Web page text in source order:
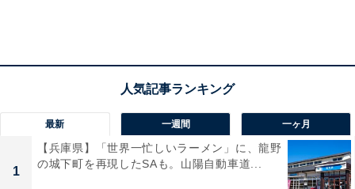
最新 一週間 一ヶ月
1
【兵庫県】「世界一忙しいラーメン」に、龍野
の城下町を再現したSAも。山陽自動車道...